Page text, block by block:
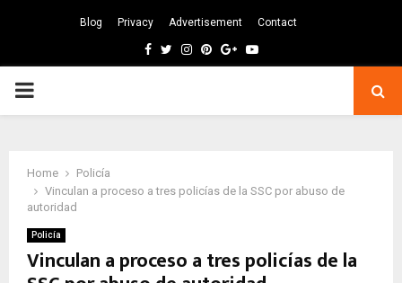
Blog Privacy Advertisement Contact
Facebook
TwitterInstagram
Pinterest
GoogleYoutube
PRIMARY
Home
Policía
Vinculan a proceso a tres policías de la SSC por abuso de
autoridad
Policía
Vinculan a proceso a tres policías de la